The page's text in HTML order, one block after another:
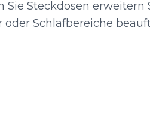
Sie Steckdosen erweitern
Schlafbereiche